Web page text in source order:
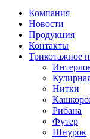
Компания
Новости
Продукция
Контакты
Трикотажное
Нитки
Рибана
Футер
Шнурок